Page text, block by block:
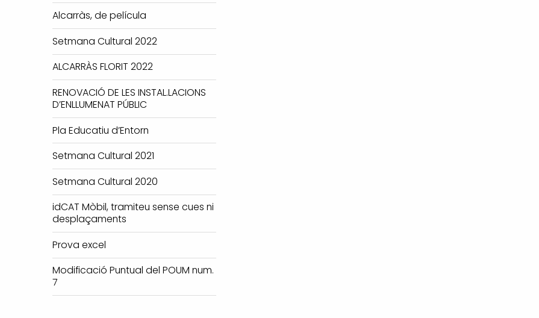
Alcarràs, de película
Setmana Cultural 2022
ALCARRÀS FLORIT 2022
RENOVACIÓ DE LES INSTAL.LACIONS
D’ENLLUMENAT PÚBLIC
Pla Educatiu d’Entorn
Setmana Cultural 2021
Setmana Cultural 2020
idCAT Mòbil, tramiteu sense cues ni
desplaçaments
Prova excel
Modificació Puntual del POUM num.
7